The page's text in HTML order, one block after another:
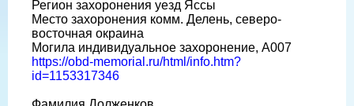
Регион захоронения уезд Яссы
Место захоронения комм. Делень, северо-
восточная окраина
Могила индивидуальное захоронение, А007
https://obd-memorial.ru/html/info.htm?
id=1153317346